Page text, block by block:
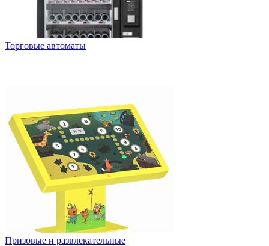
Торговые автоматы
Призовые и развлекательные